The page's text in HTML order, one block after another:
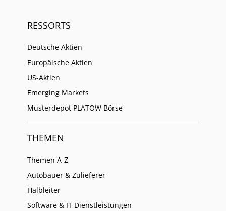
RESSORTS
Deutsche Aktien
Europäische Aktien
US-Aktien
Emerging Markets
Musterdepot PLATOW Börse
THEMEN
Themen A-Z
Autobauer & Zulieferer
Halbleiter
Software & IT Dienstleistungen